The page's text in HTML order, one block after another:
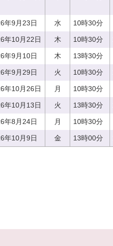
年9月23日 水 10時30分
年10月22日 木 10時30分
年9月10日 木 13時30分
年9月29日 火 10時30分
年10月26日 月 10時30分
年10月13日 火 13時30分
年8月24日 月 10時30分
年10月9日 金 13時00分